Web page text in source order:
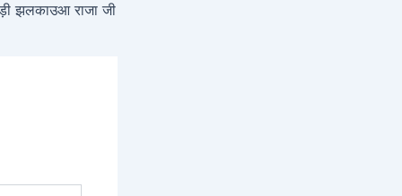
झलकाउआ राजा जी